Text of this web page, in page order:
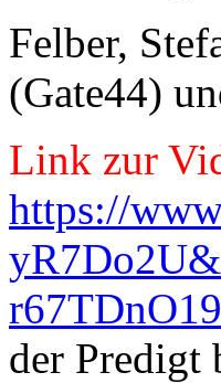
Felber,
(Gate44)
Link zur
https://
der Predigt